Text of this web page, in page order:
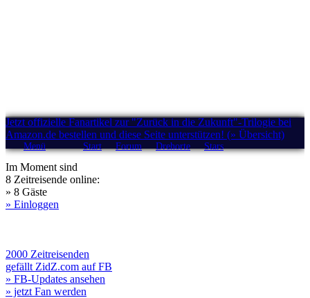
Jetzt offizielle Fanartikel zur "Zurück in die Zukunft"-Trilogie bei
Amazon.de bestellen und diese Seite unterstützen! (» Übersicht)
Menü Start Forum Drehorte Stars
Im Moment sind
8 Zeitreisende online:
» 8 Gäste
» Einloggen
2000 Zeitreisenden
gefällt ZidZ.com auf FB
» FB-Updates ansehen
» jetzt Fan werden